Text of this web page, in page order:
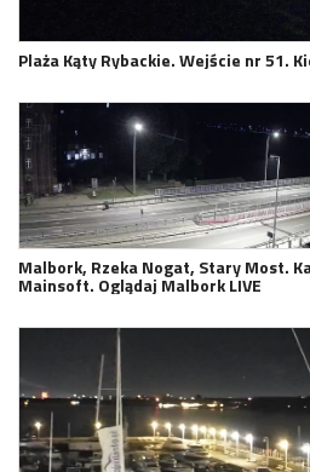
Plaża Kąty Rybackie. Wejście nr 51.
Malbork, Rzeka Nogat, Stary Most.
Mainsoft. Oglądaj Malbork LIVE